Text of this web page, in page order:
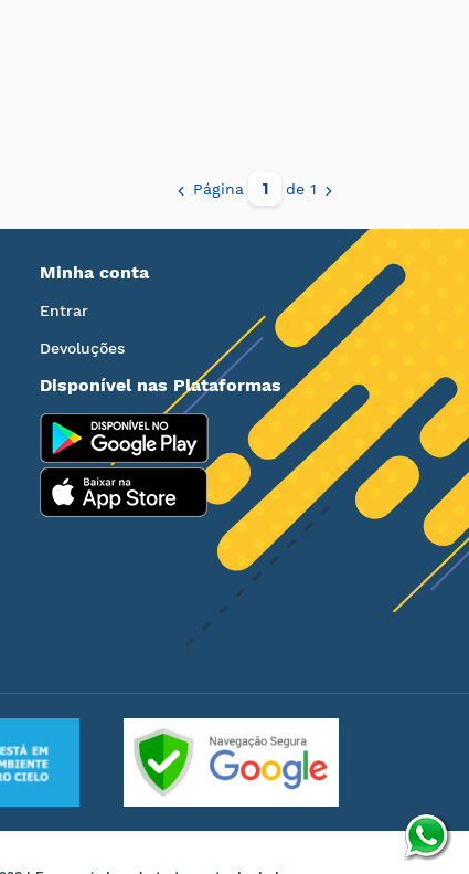
Página de 1
Minha conta
Entrar
Devoluções
Disponível nas Plataformas